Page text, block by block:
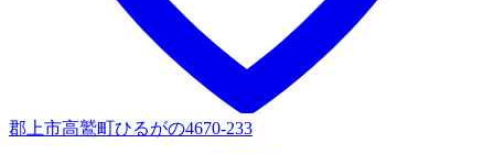
郡上市高鷲町ひるがの4670‐233